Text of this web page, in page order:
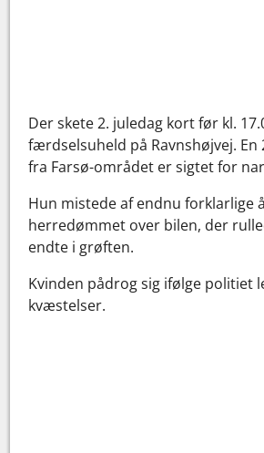
Der skete 2. juledag kort før kl.
færdselsuheld på Ravnshøjvej. En
fra Farsø-området er sigtet for
Hun mistede af endnu forklarlige
herredømmet over bilen, der
endte i grøften.
Kvinden pådrog sig ifølge politiet
kvæstelser.